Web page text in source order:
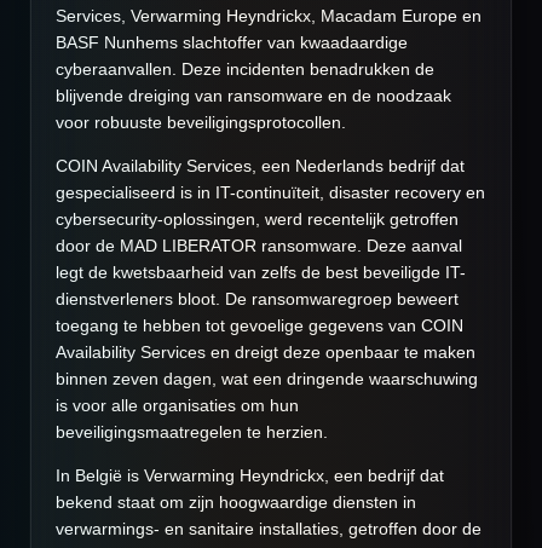
Services, Verwarming Heyndrickx, Macadam Europe en
BASF Nunhems slachtoffer van kwaadaardige
cyberaanvallen. Deze incidenten benadrukken de
blijvende dreiging van ransomware en de noodzaak
voor robuuste beveiligingsprotocollen.
COIN Availability Services, een Nederlands bedrijf dat
gespecialiseerd is in IT-continuïteit, disaster recovery en
cybersecurity-oplossingen, werd recentelijk getroffen
door de MAD LIBERATOR ransomware. Deze aanval
legt de kwetsbaarheid van zelfs de best beveiligde IT-
dienstverleners bloot. De ransomwaregroep beweert
toegang te hebben tot gevoelige gegevens van COIN
Availability Services en dreigt deze openbaar te maken
binnen zeven dagen, wat een dringende waarschuwing
is voor alle organisaties om hun
beveiligingsmaatregelen te herzien.
In België is Verwarming Heyndrickx, een bedrijf dat
bekend staat om zijn hoogwaardige diensten in
verwarmings- en sanitaire installaties, getroffen door de